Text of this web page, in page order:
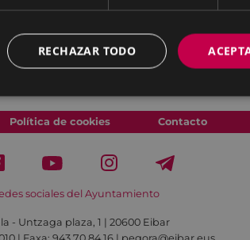
Política de cookies Contacto
sociales del Ayuntamiento
- Untzaga plaza, 1 | 20600 Eibar
RECHAZAR TODO